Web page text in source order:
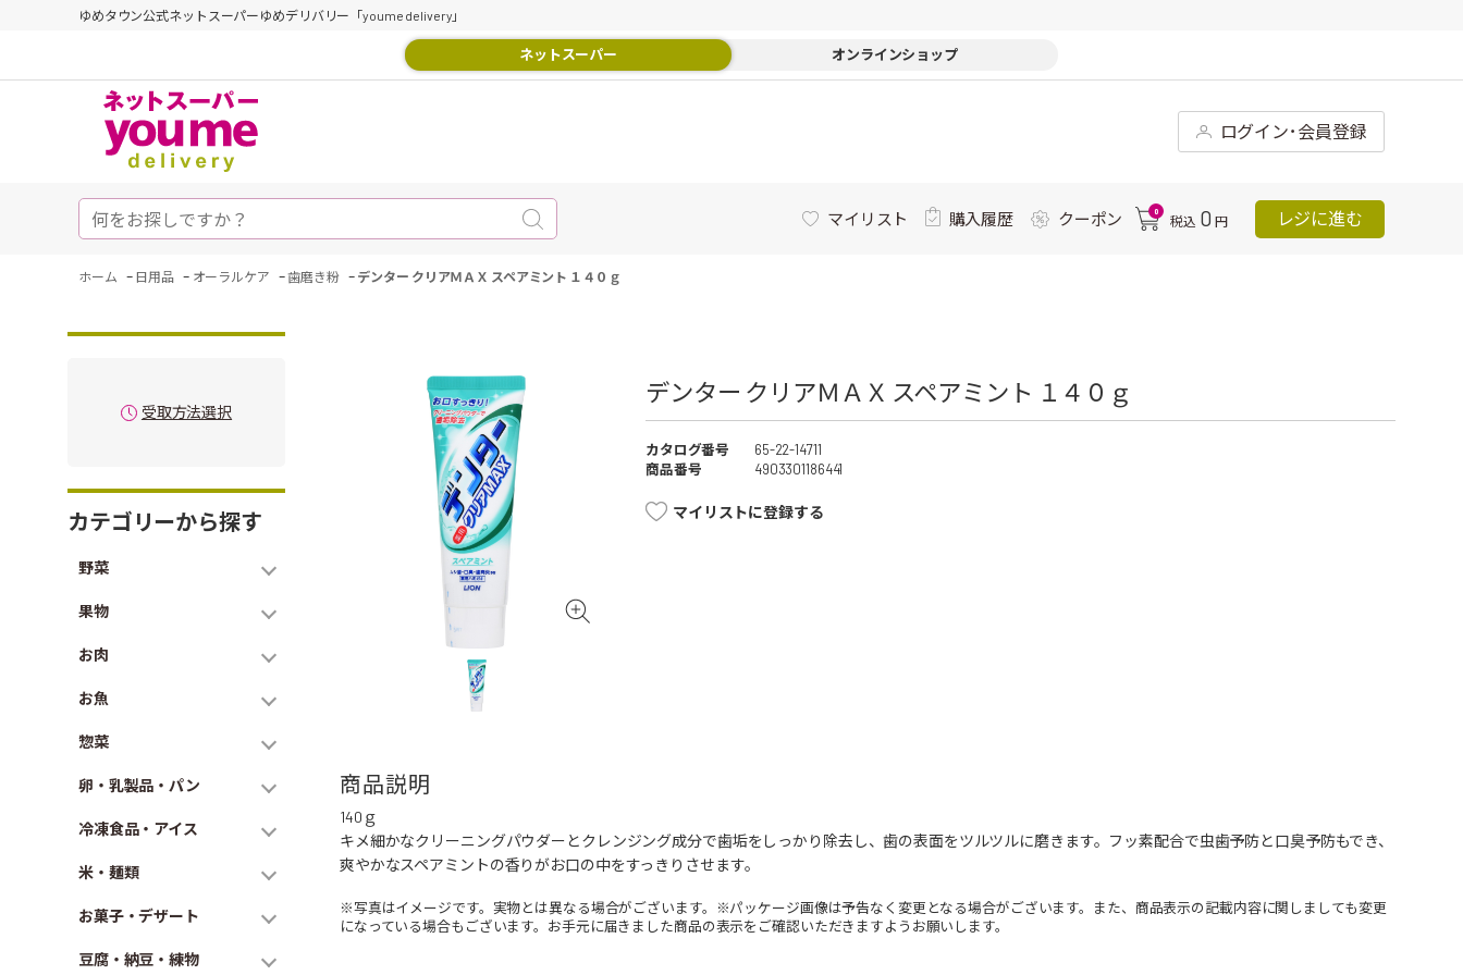
ゆめタウン公式ネットスーパーゆめデリバリー「youme delivery」
ネットスーパー オンラインショップ
ログイン･会員登録
マイリスト 購入履歴 クーポン 0
税込 0 円 レジに進む
ホーム - 日用品 - オーラルケア -歯磨き粉 - デンター クリアＭＡＸ スペアミント １４０ｇ
受取方法選択
カテゴリーから探す
野菜
果物
お肉
お魚
惣菜
卵・乳製品・パン
冷凍食品・アイス
米・麺類
お菓子・デザート
豆腐・納豆・練物
デンター クリアＭＡＸ スペアミント １４０ｇ
カタログ番号
65-22-14711
商品番号
4903301186441
マイリストに登録する
商品説明
140ｇ
キメ細かなクリーニングパウダーとクレンジング成分で歯垢をしっかり除去し、歯の表面をツルツルに磨きます。フッ素配合で虫歯予防と口臭予防もでき、
爽やかなスペアミントの香りがお口の中をすっきりさせます。
※写真はイメージです。実物とは異なる場合がございます。※パッケージ画像は予告なく変更となる場合がございます。また、商品表示の記載内容に関しましても変更
になっている場合もございます。お手元に届きました商品の表示をご確認いただきますようお願いします。